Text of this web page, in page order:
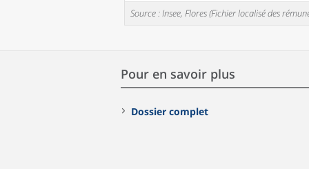
Source : Insee, Flores (Fichier localisé des
Pour en savoir plus
Dossier complet